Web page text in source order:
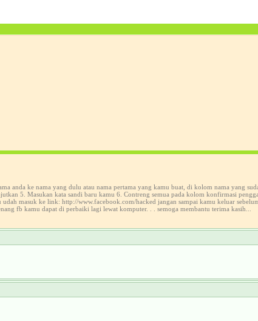
anda ke nama yang dulu atau nama pertama yang kamu buat, di kolom nama yang
5. Masukan kata sandi baru kamu 6. Contreng semua pada kolom konfirmasi
masuk ke link: http://www.facebook.com/hacked jangan sampai kamu keluar
fb kamu dapat di perbaiki lagi lewat komputer. . . semoga membantu terima kasih...